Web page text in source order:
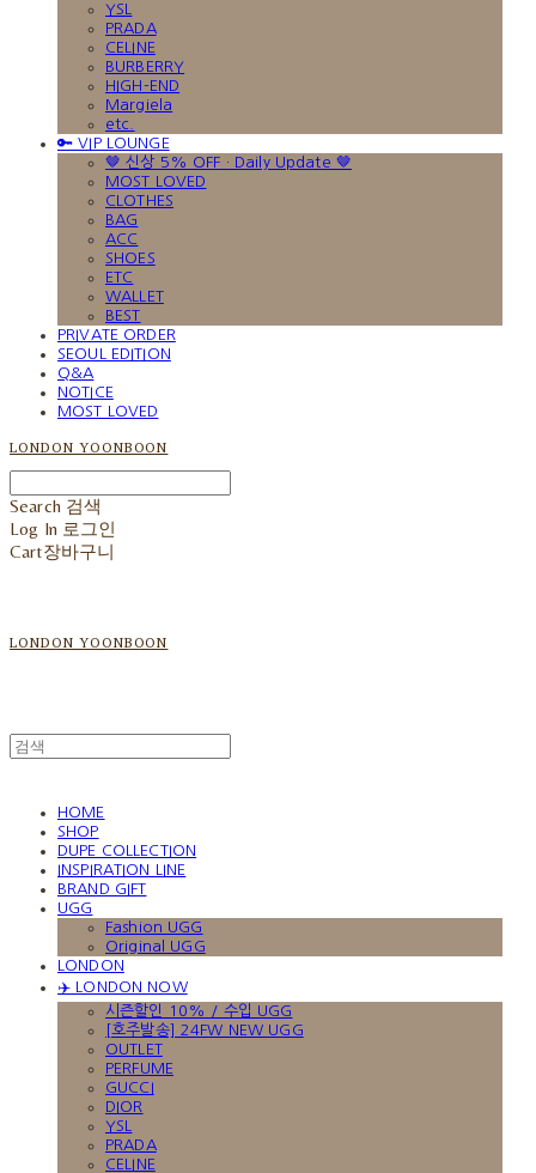
YSL
PRADA
CELINE
BURBERRY
HIGH-END
Margiela
etc.
🔑 VIP LOUNGE
🤎 신상 5% OFF · Daily Update 🤎
MOST LOVED
CLOTHES
BAG
ACC
SHOES
ETC
WALLET
BEST
PRIVATE ORDER
SEOUL EDITION
Q&A
NOTICE
MOST LOVED
LONDON YOONBOON
Search 검색
Log In 로그인
Cart장바구니
LONDON YOONBOON
HOME
SHOP
DUPE COLLECTION
INSPIRATION LINE
BRAND GIFT
UGG
Fashion UGG
Original UGG
LONDON
✈️ LONDON NOW
시즌할인 10% / 수입 UGG
[호주발송] 24FW NEW UGG
OUTLET
PERFUME
GUCCI
DIOR
YSL
PRADA
CELINE